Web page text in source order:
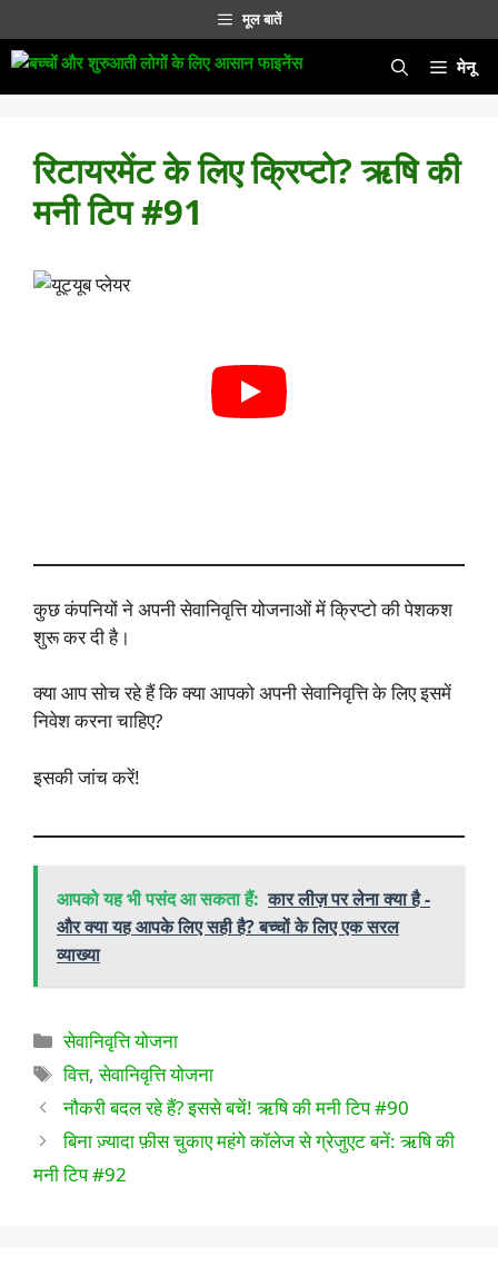
पर
जाएं
मूल बातें
मेनू
रिटायरमेंट के लिए क्रिप्टो? ऋषि की
मनी टिप #91
कुछ कंपनियों ने अपनी सेवानिवृत्ति योजनाओं में क्रिप्टो की पेशकश
शुरू कर दी है।
क्या आप सोच रहे हैं कि क्या आपको अपनी सेवानिवृत्ति के लिए इसमें
निवेश करना चाहिए?
इसकी जांच करें!
आपको यह भी पसंद आ सकता हैं: कार लीज़ पर लेना क्या है -
और क्या यह आपके लिए सही है? बच्चों के लिए एक सरल
व्याख्या
श्रेणियाँ
सेवानिवृत्ति योजना
टैग
वित्त,सेवानिवृत्ति योजना
नौकरी बदल रहे हैं? इससे बचें! ऋषि की मनी टिप #90
बिना ज़्यादा फ़ीस चुकाए महंगे कॉलेज से ग्रेजुएट बनें: ऋषि की
मनी टिप #92